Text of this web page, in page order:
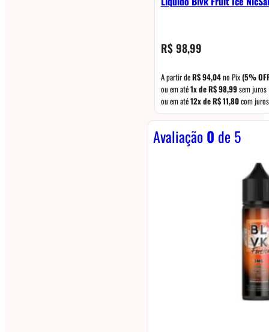
R$98,99
A partir deR$94,04no Pix(5%
ou em até1x deR$98,99sem juros
ou em até12x deR$11,80com juros
Avaliação0 de 5